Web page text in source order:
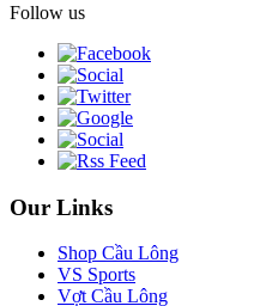
Follow us
Our Links
Shop Cầu Lông
VS Sports
Vợt Cầu Lông